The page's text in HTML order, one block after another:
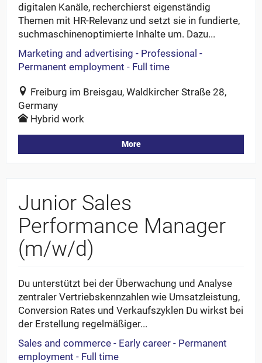
digitalen Kanäle, recherchierst eigenständig
Themen mit HR-Relevanz und setzt sie in fundierte,
suchmaschinenoptimierte Inhalte um. Dazu...
Marketing and advertising - Professional -
Permanent employment - Full time
Freiburg im Breisgau, Waldkircher Straße 28,
Germany
Hybrid work
More
Junior Sales
Performance Manager
(m/w/d)
Du unterstützt bei der Überwachung und Analyse
zentraler Vertriebskennzahlen wie Umsatzleistung,
Conversion Rates und Verkaufszyklen Du wirkst bei
der Erstellung regelmäßiger...
Sales and commerce - Early career - Permanent
employment - Full time